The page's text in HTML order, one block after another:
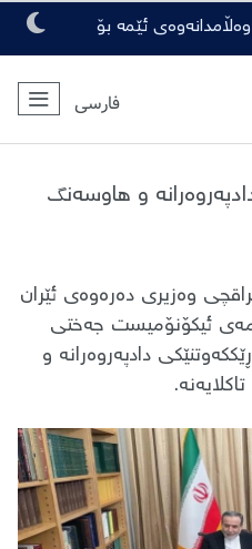
ئێمە بۆ
دوژمنان، توندتر
فارسی
و هاوسەنگ
وەزیری دەرەوەی ئێران
ئیکۆنۆمیست جەختی
دادپەروەرانە و